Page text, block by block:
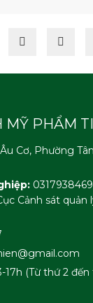
MỸ PHẨM
Cơ, Phường
Cảnh sát
17h (Từ thứ 2